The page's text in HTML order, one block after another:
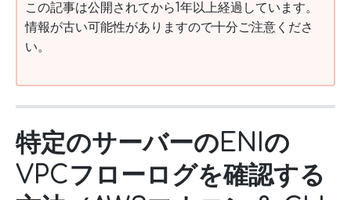
この記事は公開されてから1年以上経過しています。
情報が古い可能性がありますので十分ご注意くださ
い。
特定のサーバーのENIの
VPCフローログを確認する